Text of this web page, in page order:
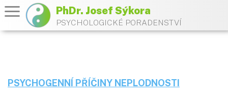
PhDr. Josef Sýkora
PSYCHOLOGICKÉ PORADENSTVÍ
PSYCHOGENNÍ PŘÍČINY NEPLODNOSTI